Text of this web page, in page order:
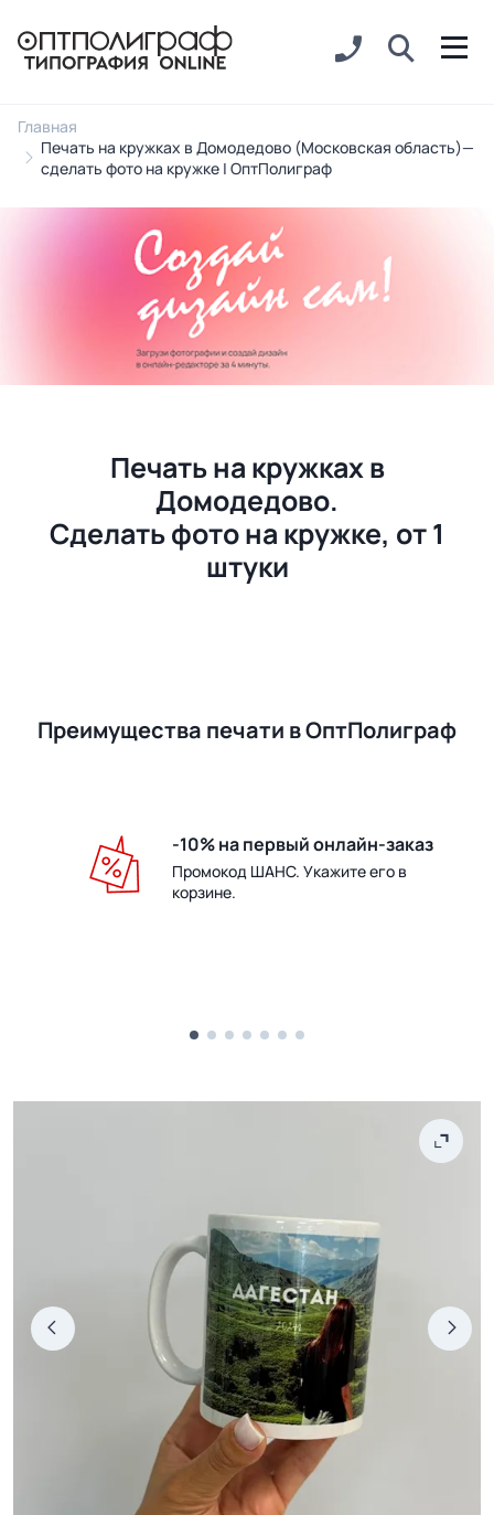
Главная
Печать на кружках в Домодедово (Московская область)—
сделать фото на кружке | ОптПолиграф
Печать на кружках в
Домодедово.
Сделать фото на кружке, от 1
штуки
Преимущества печати в ОптПолиграф
-10% на первый онлайн-заказ
Промокод ШАНС. Укажите его в
корзине.